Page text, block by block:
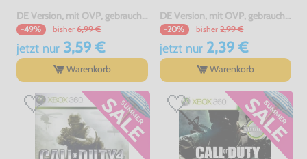
DE Version, mit OVP, gebraucht, USK18
-49% bisher 6,99 €
jetzt nur3,59 €
Warenkorb
DE Version, mit OVP, gebraucht, USK18
-20% bisher 2,99 €
jetzt nur2,39 €
Warenkorb